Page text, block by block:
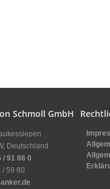
Schmoll GmbH
Deutschland
/ 91 86 0
/ 59 80